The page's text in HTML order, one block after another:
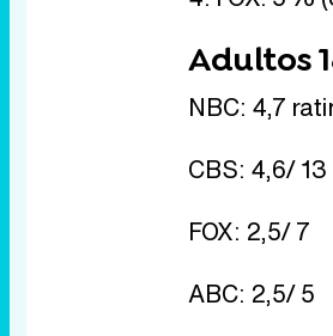
Adultos
NBC: 4,7
CBS: 4,6/ 13
FOX: 2,5/ 7
ABC: 2,5/ 5